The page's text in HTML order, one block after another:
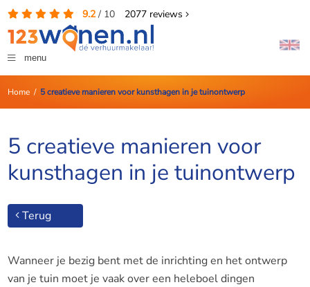
9.2/ 10 2077reviews
menu
Home/ 5 creatieve manieren voor kunsthagen in je tuinontwerp
5 creatieve manieren voor
kunsthagen in je tuinontwerp
Terug
Wanneer je bezig bent met de inrichting en het ontwerp
van je tuin moet je vaak over een heleboel dingen